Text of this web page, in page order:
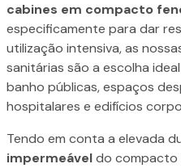
cabines em compacto
especificamente para dar
utilização intensiva, as
sanitárias são a escolha
banho públicas, espaços
hospitalares e edifícios
Tendo em conta a elevada
impermeáveldo compacto